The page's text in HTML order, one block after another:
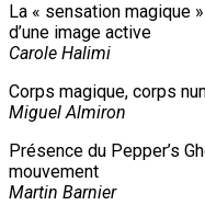
La « sensation magique
d’une image active
Carole Halimi
Corps magique, corps
Miguel Almiron
Présence du Pepper’s
mouvement
Martin Barnier